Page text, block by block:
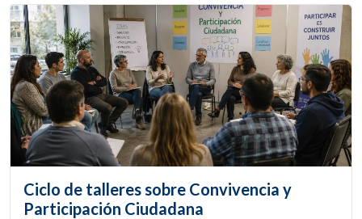
Ciclo de talleres sobre Convivencia y
Participación Ciudadana